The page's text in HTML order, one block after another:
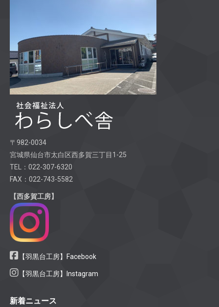
〒982-0034
宮城県仙台市太白区西多賀三丁目1-25
TEL：022-307-6320
FAX：022-743-5582
【西多賀工房】
【羽黒台工房】Facebook
【羽黒台工房】Instagram
新着ニュース